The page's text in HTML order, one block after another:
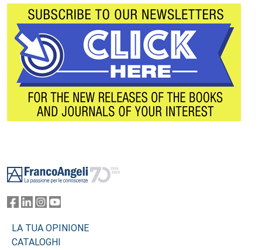
LA TUA OPINIONE
CATALOGHI